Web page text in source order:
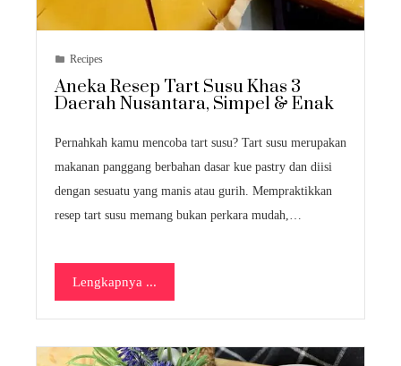
Recipes
Aneka Resep Tart Susu Khas 3
Daerah Nusantara, Simpel & Enak
Pernahkah kamu mencoba tart susu? Tart susu merupakan
makanan panggang berbahan dasar kue pastry dan diisi
dengan sesuatu yang manis atau gurih. Mempraktikkan
resep tart susu memang bukan perkara mudah,…
Lengkapnya ...